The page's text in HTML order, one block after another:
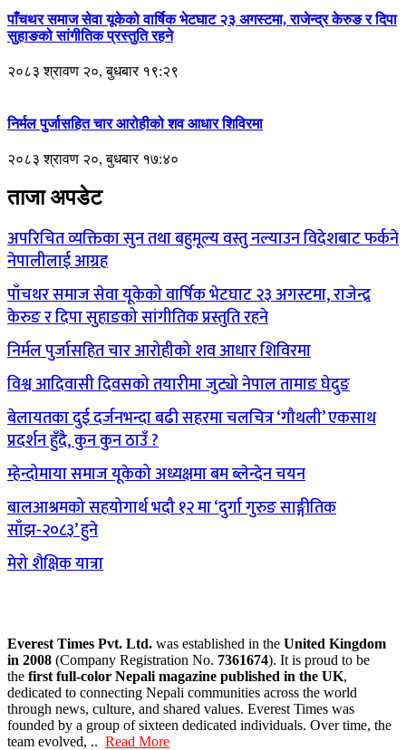
पाँचथर समाज सेवा यूकेको वार्षिक भेटघाट २३ अगस्टमा, राजेन्द्र केरुङ र दिपा
सुहाङको सांगीतिक प्रस्तुति रहने
२०८३ श्रावण २०, बुधबार १९:२९
निर्मल पुर्जासहित चार आरोहीको शव आधार शिविरमा
२०८३ श्रावण २०, बुधबार १७:४०
ताजा अपडेट
अपरिचित व्यक्तिका सुन तथा बहुमूल्य वस्तु नल्याउन विदेशबाट फर्कने
नेपालीलाई आग्रह
पाँचथर समाज सेवा यूकेको वार्षिक भेटघाट २३ अगस्टमा, राजेन्द्र
केरुङ र दिपा सुहाङको सांगीतिक प्रस्तुति रहने
निर्मल पुर्जासहित चार आरोहीको शव आधार शिविरमा
विश्व आदिवासी दिवसको तयारीमा जुट्यो नेपाल तामाङ घेदुङ
बेलायतका दुई दर्जनभन्दा बढी सहरमा चलचित्र ‘गौथली’ एकसाथ
प्रदर्शन हुँदै, कुन कुन ठाउँ ?
म्हेन्दोमाया समाज यूकेको अध्यक्षमा बम ब्लेन्देन चयन
बालआश्रमको सहयोगार्थ भदौ १२ मा ‘दुर्गा गुरुङ साङ्गीतिक
साँझ-२०८३’ हुने
मेरो शैक्षिक यात्रा
Everest Times Pvt. Ltd. was established in the United Kingdom
in 2008 (Company Registration No. 7361674). It is proud to be
the first full-color Nepali magazine published in the UK,
dedicated to connecting Nepali communities across the world
through news, culture, and shared values. Everest Times was
founded by a group of sixteen dedicated individuals. Over time, the
team evolved, .. Read More